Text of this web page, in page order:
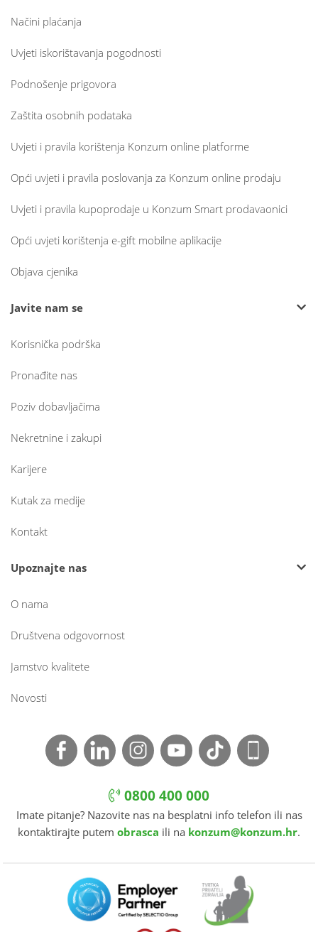
Načini plaćanja
Uvjeti iskorištavanja pogodnosti
Podnošenje prigovora
Zaštita osobnih podataka
Uvjeti i pravila korištenja Konzum online platforme
Opći uvjeti i pravila poslovanja za Konzum online prodaju
Uvjeti i pravila kupoprodaje u Konzum Smart prodavaonici
Opći uvjeti korištenja e-gift mobilne aplikacije
Objava cjenika
Javite nam se
Korisnička podrška
Pronađite nas
Poziv dobavljačima
Nekretnine i zakupi
Karijere
Kutak za medije
Kontakt
Upoznajte nas
O nama
Društvena odgovornost
Jamstvo kvalitete
Novosti
0800 400 000
Imate pitanje? Nazovite nas na besplatni info telefon ili nas
kontaktirajte putem obrasca ili na konzum@konzum.hr.